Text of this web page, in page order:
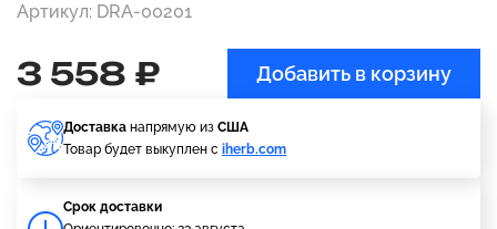
Артикул: DRA-00201
3 558 ₽ Добавить в корзину
Доставка напрямую из США
Товар будет выкуплен с iherb.com
Cрок доставки